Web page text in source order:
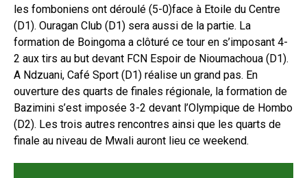
les fomboniens ont déroulé (5-0)face à Etoile du Centre
(D1). Ouragan Club (D1) sera aussi de la partie. La
formation de Boingoma a clôturé ce tour en s’imposant 4-
2 aux tirs au but devant FCN Espoir de Nioumachoua (D1).
A Ndzuani, Café Sport (D1) réalise un grand pas. En
ouverture des quarts de finales régionale, la formation de
Bazimini s’est imposée 3-2 devant l’Olympique de Hombo
(D2). Les trois autres rencontres ainsi que les quarts de
finale au niveau de Mwali auront lieu ce weekend.